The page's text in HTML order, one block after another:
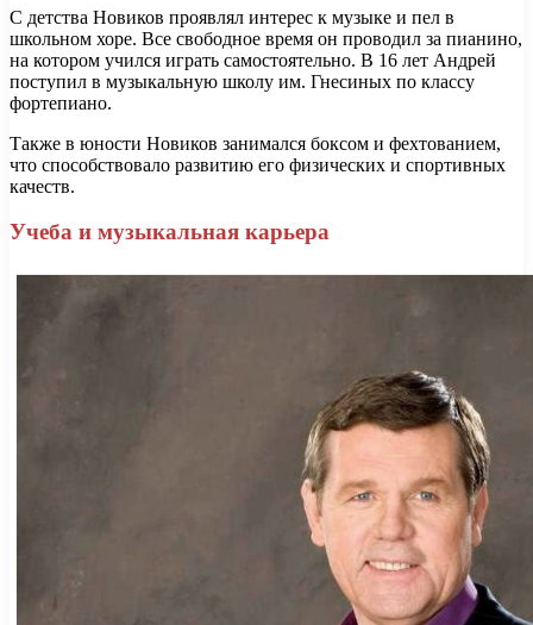
С детства Новиков проявлял интерес к музыке и пел в
школьном хоре. Все свободное время он проводил за пианино,
на котором учился играть самостоятельно. В 16 лет Андрей
поступил в музыкальную школу им. Гнесиных по классу
фортепиано.
Также в юности Новиков занимался боксом и фехтованием,
что способствовало развитию его физических и спортивных
качеств.
Учеба и музыкальная карьера